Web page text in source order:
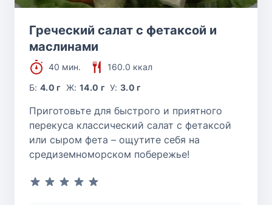
Греческий салат с фетаксой и
маслинами
40 мин.
160.0 ккал
Б:4.0 г Ж: 14.0 г У:3.0 г
Приготовьте для быстрого и приятного
перекуса классический салат с фетаксой
или сыром фета – ощутите себя на
средиземноморском побережье!